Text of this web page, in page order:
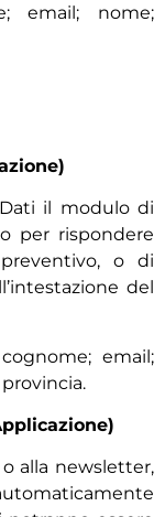
email; nome;
il modulo di
per rispondere
o di
del
email;
alla newsletter,